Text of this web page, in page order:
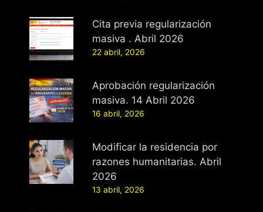
Cita previa regularización
masiva . Abril 2026
22 abril, 2026
Aprobación regularización
masiva. 14 Abril 2026
16 abril, 2026
Modificar la residencia por
razones humanitarias. Abril
2026
13 abril, 2026